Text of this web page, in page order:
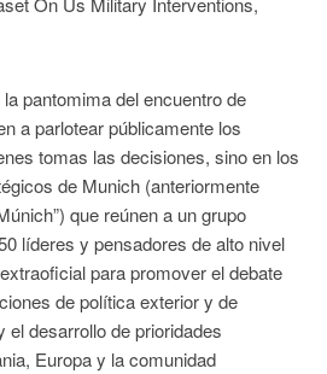
pantomima del encuentro de
a parlotear públicamente los
tomas las decisiones, sino en los
de Munich (anteriormente
que reúnen a un grupo
líderes y pensadores de alto nivel
para promover el debate
de política exterior y de
el desarrollo de prioridades
Europa y la comunidad